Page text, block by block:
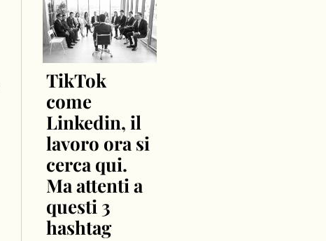
TikTok
come
Linkedin, il
lavoro ora si
cerca qui.
Ma attenti a
questi 3
hashtag